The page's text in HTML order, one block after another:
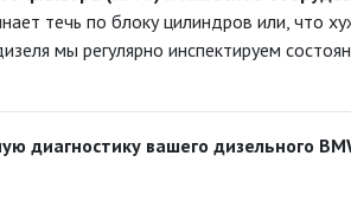
течь по блоку цилиндров или, что
мы регулярно инспектируем
диагностику вашего дизельного